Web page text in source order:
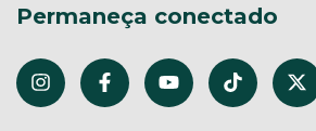
Permaneça conectado